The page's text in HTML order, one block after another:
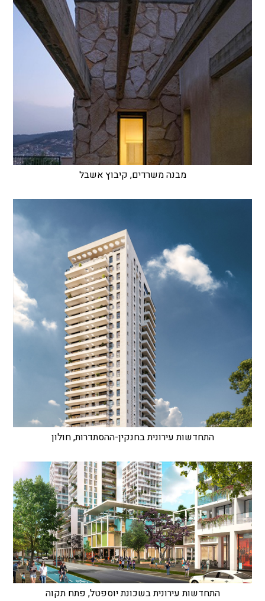
מבנה משרדים, קיבוץ אשבל
התחדשות עירונית בחנקין-ההסתדרות, חולון
התחדשות עירונית בשכונת יוספטל, פתח תקוה